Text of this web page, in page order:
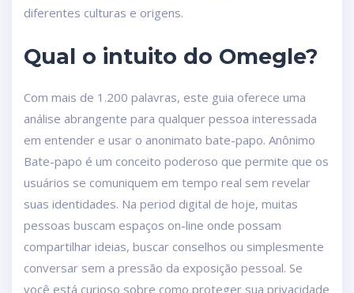
diferentes culturas e origens.
Qual o intuito do Omegle?
Com mais de 1.200 palavras, este guia oferece uma
análise abrangente para qualquer pessoa interessada
em entender e usar o anonimato bate-papo. Anônimo
Bate-papo é um conceito poderoso que permite que os
usuários se comuniquem em tempo real sem revelar
suas identidades. Na period digital de hoje, muitas
pessoas buscam espaços on-line onde possam
compartilhar ideias, buscar conselhos ou simplesmente
conversar sem a pressão da exposição pessoal. Se
você está curioso sobre como proteger sua privacidade